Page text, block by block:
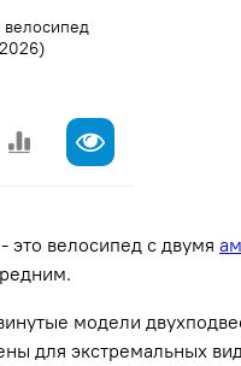
это велосипед с двумя
модели
для экстремальных